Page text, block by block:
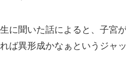
に聞いた話によると、子宮
ば異形成かなぁというジャ